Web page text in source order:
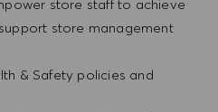
store staff to achieve
store management
& Safety policies and